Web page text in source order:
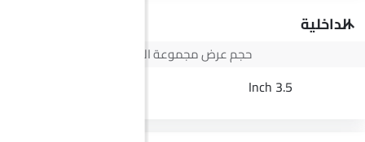
الداخلية
حجم عرض مجموعة الأجهزة
3.5 Inch